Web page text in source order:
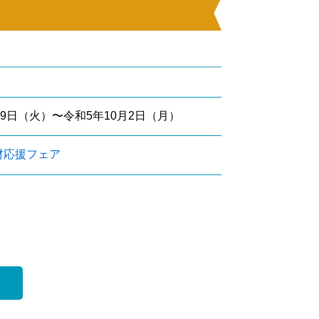
日（火）〜令和5年10月2日（月）
応援フェア